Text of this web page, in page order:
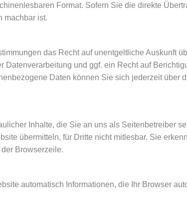
Format. Sofern Sie die direkte
machbar ist.
das Recht auf unentgeltliche Auskunft
Datenverarbeitung und ggf. ein Recht auf
Daten können Sie sich jederzeit über
Inhalte, die Sie an uns als Seitenbetreiber
übermitteln, für Dritte nicht mitlesbar. Sie
Browserzeile.
automatisch Informationen, die Ihr Browser